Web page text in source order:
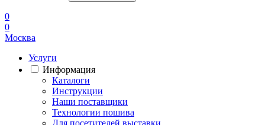
0
0
Москва
Услуги
Информация
Каталоги
Инструкции
Наши поставщики
Технологии пошива
Для посетителей выставки